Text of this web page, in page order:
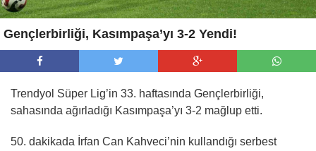
Gençlerbirliği, Kasımpaşa’yı 3-2 Yendi!
Trendyol Süper Lig’in 33. haftasında Gençlerbirliği,
sahasında ağırladığı Kasımpaşa’yı 3-2 mağlup etti.
50. dakikada İrfan Can Kahveci’nin kullandığı serbest